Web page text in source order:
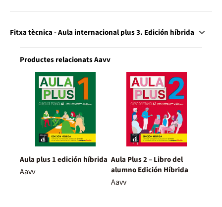
Fitxa tècnica - Aula internacional plus 3. Edición híbrida
Productes relacionats Aavv
Aula plus 1 edición híbrida
Aavv
Aula Plus 2 – Libro del
alumno Edición Híbrida
Aavv